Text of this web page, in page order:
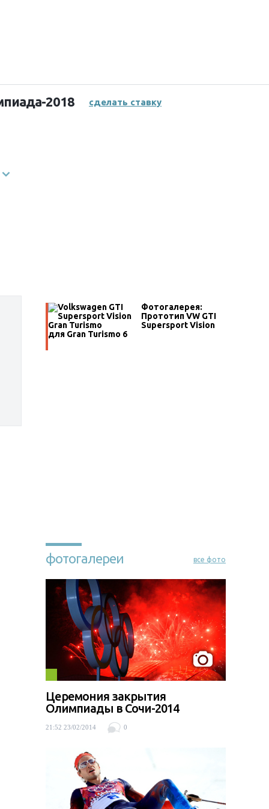
2018 сделать ставку
Фотогалерея:
Прототип VW GTI
Supersport Vision
для Gran Turismo 6
фотогалереи все фото
Церемония закрытия
Олимпиады в Сочи-2014
21:52 23/02/2014 0